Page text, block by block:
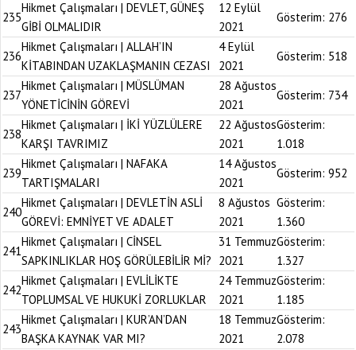
235
Hikmet Çalışmaları | DEVLET, GÜNEŞ
GİBİ OLMALIDIR
12 Eylül
2021
Gösterim: 276
236
Hikmet Çalışmaları | ALLAH’IN
KİTABINDAN UZAKLAŞMANIN CEZASI
4 Eylül
2021
Gösterim: 518
237
Hikmet Çalışmaları | MÜSLÜMAN
YÖNETİCİNİN GÖREVİ
28 Ağustos
2021
Gösterim: 734
238
Hikmet Çalışmaları | İKİ YÜZLÜLERE
KARŞI TAVRIMIZ
22 Ağustos
2021
Gösterim:
1.018
239
Hikmet Çalışmaları | NAFAKA
TARTIŞMALARI
14 Ağustos
2021
Gösterim: 952
240
Hikmet Çalışmaları | DEVLETİN ASLİ
GÖREVİ: EMNİYET VE ADALET
8 Ağustos
2021
Gösterim:
1.360
241
Hikmet Çalışmaları | CİNSEL
SAPKINLIKLAR HOŞ GÖRÜLEBİLİR Mİ?
31 Temmuz
2021
Gösterim:
1.327
242
Hikmet Çalışmaları | EVLİLİKTE
TOPLUMSAL VE HUKUKİ ZORLUKLAR
24 Temmuz
2021
Gösterim:
1.185
243
Hikmet Çalışmaları | KUR’AN’DAN
BAŞKA KAYNAK VAR MI?
18 Temmuz
2021
Gösterim:
2.078